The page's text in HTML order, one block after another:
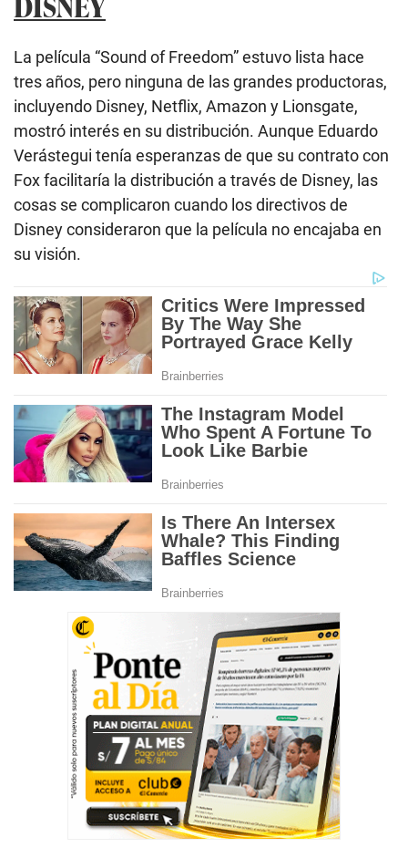
La película “Sound of Freedom” estuvo lista hace
tres años, pero ninguna de las grandes productoras,
incluyendo Disney, Netflix, Amazon y Lionsgate,
mostró interés en su distribución. Aunque Eduardo
Verástegui tenía esperanzas de que su contrato con
Fox facilitaría la distribución a través de Disney, las
cosas se complicaron cuando los directivos de
Disney consideraron que la película no encajaba en
su visión.